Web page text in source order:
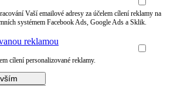
Vaší emailové adresy za účelem cílení reklamy na
systémem Facebook Ads, Google Ads a Sklik.
reklamou
cílení personalizované reklamy.